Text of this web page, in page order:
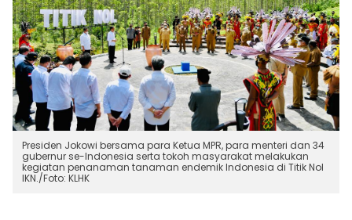
Presiden Jokowi bersama para Ketua MPR, para menteri dan 34
gubernur se-Indonesia serta tokoh masyarakat melakukan
kegiatan penanaman tanaman endemik Indonesia di Titik Nol
IKN./Foto: KLHK